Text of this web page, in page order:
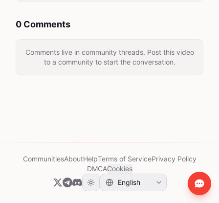
0 Comments
Comments live in community threads. Post this video
to a community to start the conversation.
CommunitiesAboutHelpTerms of ServicePrivacy Policy
DMCACookies